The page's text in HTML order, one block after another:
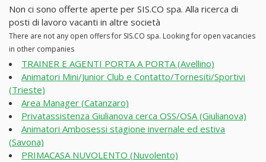
Non ci sono offerte aperte per SIS.CO spa. Alla ricerca di
posti di lavoro vacanti in altre società
There are not any open offers for SIS.CO spa. Looking for open vacancies
in other companies
TRAINER E AGENTI PORTA A PORTA (Avellino)
Animatori Mini/Junior Club e Contatto/Tornesiti/Sportivi
(Trieste)
Area Manager (Catanzaro)
Privatassistenza Giulianova cerca OSS/OSA (Giulianova)
Animatori Ambosessi stagione invernale ed estiva
(Savona)
PRIMACASA NUVOLENTO (Nuvolento)